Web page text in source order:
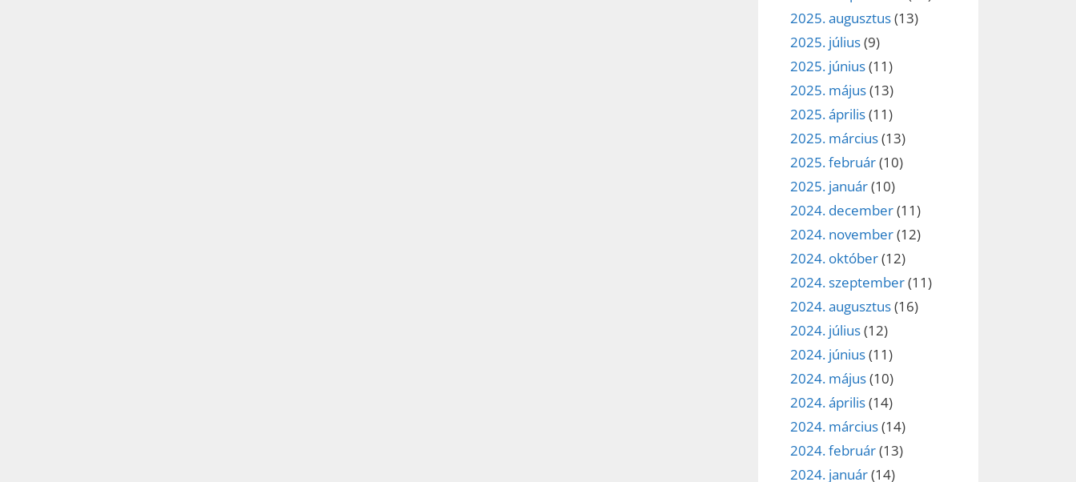
2025. augusztus(13)
2025. július(9)
2025. június(11)
2025. május(13)
2025. április(11)
2025. március(13)
2025. február(10)
2025. január(10)
2024. december(11)
2024. november(12)
2024. október(12)
2024. szeptember(11)
2024. augusztus(16)
2024. július(12)
2024. június(11)
2024. május(10)
2024. április(14)
2024. március(14)
2024. február(13)
2024. január(14)